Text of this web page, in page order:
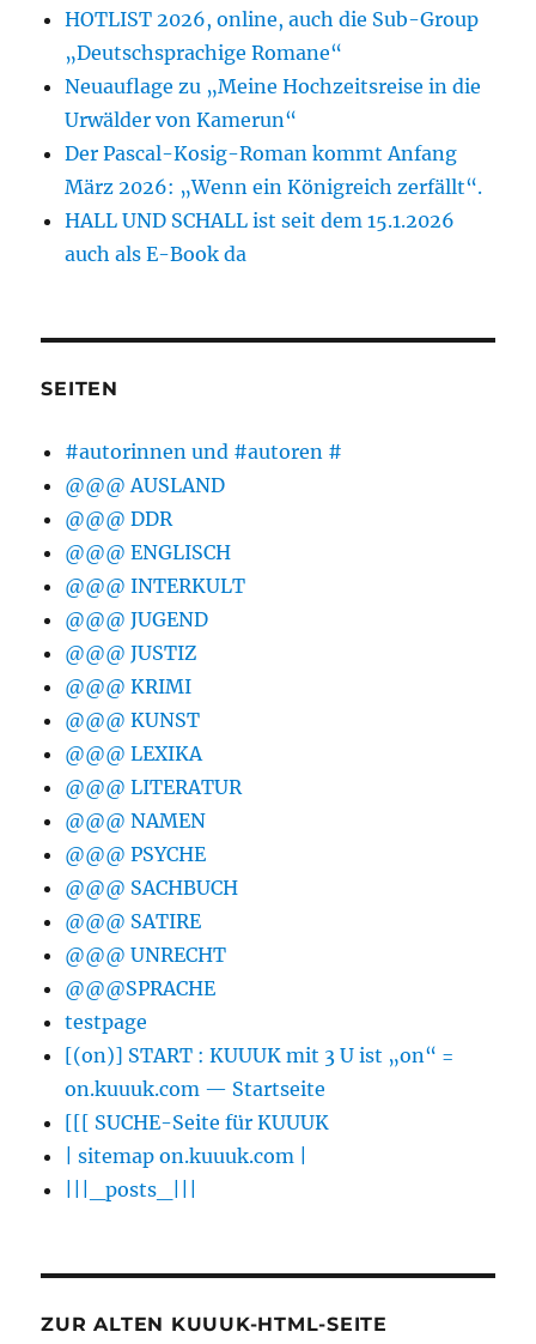
Büchern
im
Programm.
ÖRR
macht
scheinbar
mit.
HOTLIST 2026, online, auch die Sub-Group
„Deutschsprachige Romane“
Neuauflage zu „Meine Hochzeitsreise in die
Urwälder von Kamerun“
Der Pascal-Kosig-Roman kommt Anfang
März 2026: „Wenn ein Königreich zerfällt“.
HALL UND SCHALL ist seit dem 15.1.2026
auch als E-Book da
SEITEN
#autorinnen und #autoren #
@@@ AUSLAND
@@@ DDR
@@@ ENGLISCH
@@@ INTERKULT
@@@ JUGEND
@@@ JUSTIZ
@@@ KRIMI
@@@ KUNST
@@@ LEXIKA
@@@ LITERATUR
@@@ NAMEN
@@@ PSYCHE
@@@ SACHBUCH
@@@ SATIRE
@@@ UNRECHT
@@@SPRACHE
testpage
[(on)] START : KUUUK mit 3 U ist „on“ =
on.kuuuk.com — Startseite
[[[ SUCHE-Seite für KUUUK
| sitemap on.kuuuk.com |
|||_posts_|||
ZUR ALTEN KUUUK-HTML-SEITE